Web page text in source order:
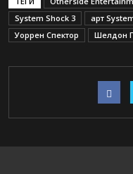
System Shock 3
арт
Уоррен Спектор
Шелдон